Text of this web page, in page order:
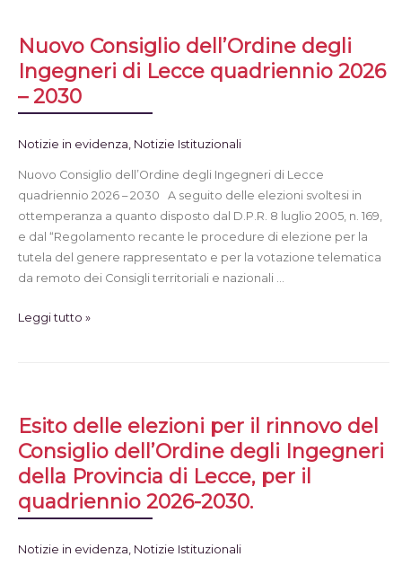
Nuovo Consiglio dell’Ordine degli
Ingegneri di Lecce quadriennio 2026
– 2030
Notizie in evidenza, Notizie Istituzionali
Nuovo Consiglio dell’Ordine degli Ingegneri di Lecce
quadriennio 2026 – 2030 A seguito delle elezioni svoltesi in
ottemperanza a quanto disposto dal D.P.R. 8 luglio 2005, n. 169,
e dal “Regolamento recante le procedure di elezione per la
tutela del genere rappresentato e per la votazione telematica
da remoto dei Consigli territoriali e nazionali …
Leggi tutto »
Esito delle elezioni per il rinnovo del
Consiglio dell’Ordine degli Ingegneri
della Provincia di Lecce, per il
quadriennio 2026-2030.
Notizie in evidenza, Notizie Istituzionali